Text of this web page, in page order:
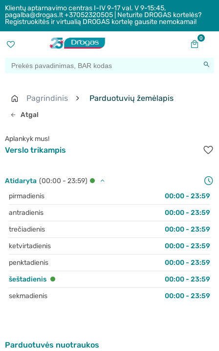
Klientų aptarnavimo centras I-IV 9-17 val. V 9-15:45,
pagalba@drogas.lt +37052320505 | Neturite DROGAS kortelės?
Registruokitės ir virtualią DROGAS kortelę gausite nemokamai!
0
Atgal
Pagrindinis Parduotuvių žemėlapis
Aplankyk mus!
Verslo trikampis
Atidaryta (00:00 - 23:59)
pirmadienis
00:00 - 23:59
antradienis
00:00 - 23:59
trečiadienis
00:00 - 23:59
ketvirtadienis
00:00 - 23:59
penktadienis
00:00 - 23:59
šeštadienis
00:00 - 23:59
sekmadienis
00:00 - 23:59
Parduotuvės nuotraukos